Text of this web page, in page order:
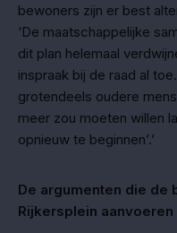
bewoners zijn er best
‘De maatschappelijke
dit plan helemaal
inspraak bij de raad al
grotendeels oudere
meer zou moeten willen
opnieuw te beginnen’.’
De argumenten die de
Rijkersplein aanvoeren